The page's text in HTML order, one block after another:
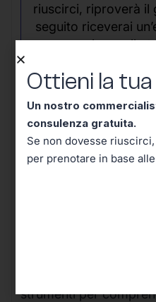
riuscirci, riproverà il
seguito riceverai
base alle
Conclusione –
strumenti per
Ottieni la
Un nostro
consulenza gratuita.
Se non dovesse
per prenotare in base